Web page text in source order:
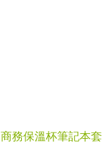
商務保溫杯筆記本套